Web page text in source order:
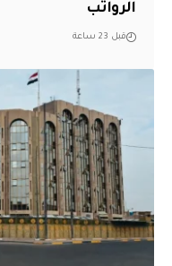
الرواتب
قبل 23 ساعة